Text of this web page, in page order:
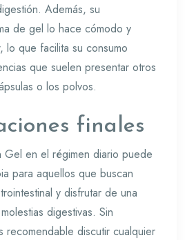
Además, su
de gel lo hace cómodo y
lo que facilita su consumo
que suelen presentar otros
o los polvos.
finales
Gel en el régimen diario puede
para aquellos que buscan
y disfrutar de una
digestivas. Sin
recomendable discutir cualquier